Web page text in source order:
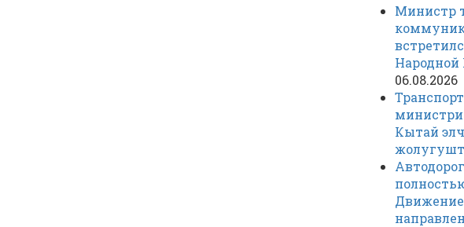
Министр
06.08.2026
министри
Кытай
Движение